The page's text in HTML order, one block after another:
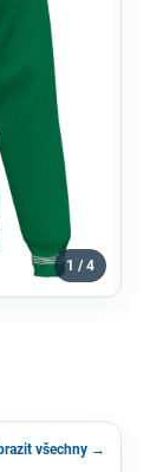
1 / 4
všechny →